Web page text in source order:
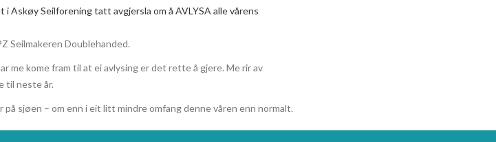
Askøy Seilforening tatt avgjersla om å AVLYSA alle vårens
Seilmakeren Doublehanded.
me kome fram til at ei avlysing er det rette å gjere. Me rir av
til neste år.
sjøen – om enn i eit litt mindre omfang denne våren enn normalt.